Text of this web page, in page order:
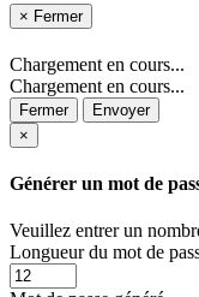
× Fermer
Chargement en cours...
Chargement en cours...
Fermer
Envoyer
×
Générer un mot de
Veuillez entrer un
Longueur du mot de